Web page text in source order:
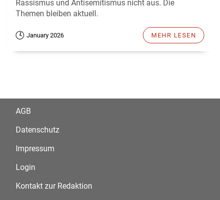
Rassismus und Antisemitismus nicht aus. Die
Themen bleiben aktuell.
January 2026 MEHR LESEN
AGB
Datenschutz
Impressum
Login
Kontakt zur Redaktion